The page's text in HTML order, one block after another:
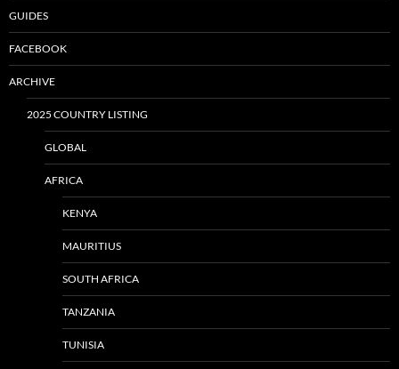
GUIDES
FACEBOOK
ARCHIVE
2025 COUNTRY LISTING
GLOBAL
AFRICA
KENYA
MAURITIUS
SOUTH AFRICA
TANZANIA
TUNISIA